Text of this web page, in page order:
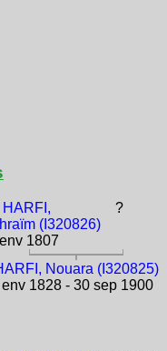
HARFI,
(I320826)
env 1807
?
Nouara (I320825)
env 1828 - 30 sep 1900